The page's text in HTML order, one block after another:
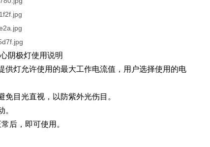
阴极灯使用说明
灯允许使用的最大工作电流值，用户选择使用的电
目光直视，以防紫外光伤目。
后，即可使用。